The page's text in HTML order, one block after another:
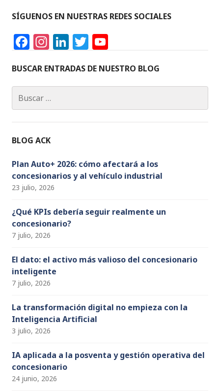
SÍGUENOS EN NUESTRAS REDES SOCIALES
F
c
e
b
o
In
a
g
ra
Li
k
e
dI
T
it
te
r
u
T
u
h
a
n
BUSCAR ENTRADAS DE NUESTRO BLOG
BLOG ACK
Plan Auto+ 2026: cómo afectará a los
concesionarios y al vehículo industrial
23 julio, 2026
¿Qué KPIs debería seguir realmente un
concesionario?
7 julio, 2026
El dato: el activo más valioso del concesionario
inteligente
7 julio, 2026
La transformación digital no empieza con la
Inteligencia Artificial
3 julio, 2026
IA aplicada a la posventa y gestión operativa del
concesionario
24 junio, 2026